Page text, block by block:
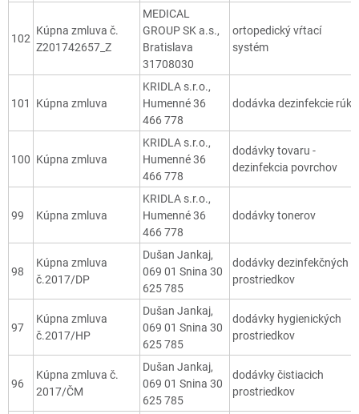
102
Kúpna zmluva č.
Z201742657_Z
MEDICAL
GROUP SK a.s.,
Bratislava
31708030
ortopedický vŕtací
systém
101 Kúpna zmluva
KRIDLA s.r.o.,
Humenné 36
466 778
dodávka dezinfekcie rúk
100 Kúpna zmluva
KRIDLA s.r.o.,
Humenné 36
466 778
dodávky tovaru -
dezinfekcia povrchov
99 Kúpna zmluva
KRIDLA s.r.o.,
Humenné 36
466 778
dodávky tonerov
98
Kúpna zmluva
č.2017/DP
Dušan Jankaj,
069 01 Snina 30
625 785
dodávky dezinfekčných
prostriedkov
97
Kúpna zmluva
č.2017/HP
Dušan Jankaj,
069 01 Snina 30
625 785
dodávky hygienických
prostriedkov
96
Kúpna zmluva č.
2017/ČM
Dušan Jankaj,
069 01 Snina 30
625 785
dodávky čistiacich
prostriedkov